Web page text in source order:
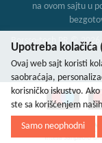
na ovom sajtu u
Borsso-tech PR ©
Upotreba kolačića
Ovaj web sajt koristi
saobraćaja,
korisničko iskustvo.
ste sa korišćenjem
Samo neophodni